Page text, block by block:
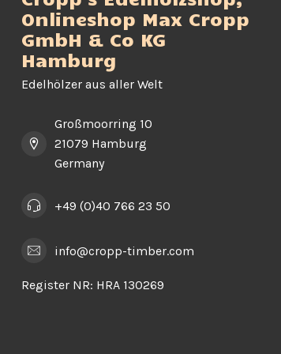
Onlineshop Max Cropp
GmbH & Co KG
Hamburg
Edelhölzer aus aller Welt
Großmoorring 10
21079 Hamburg
Germany
+49 (0)40 766 23 50
info@cropp-timber.com
Register NR: HRA 130269